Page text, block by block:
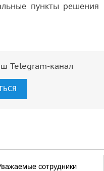
пункты решения
Telegram-канал
сотрудники